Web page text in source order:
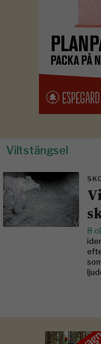
Viltstängsel
8